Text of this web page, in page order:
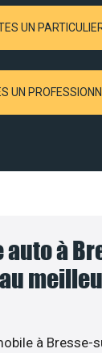
UN
UN
auto à
à Bresse-